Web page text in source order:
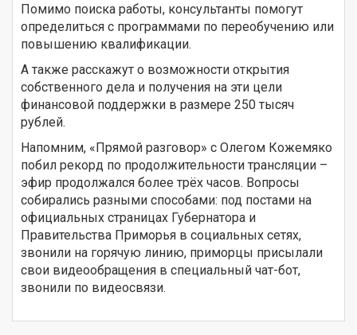
Помимо поиска работы, консультанты помогут
определиться с программами по переобучению или
повышению квалификации.
А также расскажут о возможности открытия
собственного дела и получения на эти цели
финансовой поддержки в размере 250 тысяч
рублей.
Напомним, «Прямой разговор» с Олегом Кожемяко
побил рекорд по продолжительности трансляции –
эфир продолжался более трёх часов. Вопросы
собирались разными способами: под постами на
официальных страницах Губернатора и
Правительства Приморья в социальных сетях,
звонили на горячую линию, приморцы присылали
свои видеообращения в специальный чат-бот,
звонили по видеосвязи.